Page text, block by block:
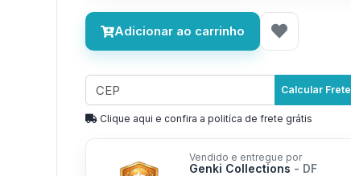
Adicionar ao carrinho
Calcular Frete
Clique aqui e confira a politíca de frete grátis
Vendido e entregue por
Genki Collections - DF